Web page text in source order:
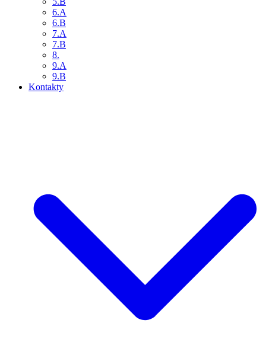
6.A
6.B
7.A
7.B
8.
9.A
9.B
Kontakty